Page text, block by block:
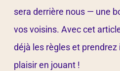
sera derrière nous — une
vos voisins. Avec cet
déjà les règles et
plaisir en jouant !